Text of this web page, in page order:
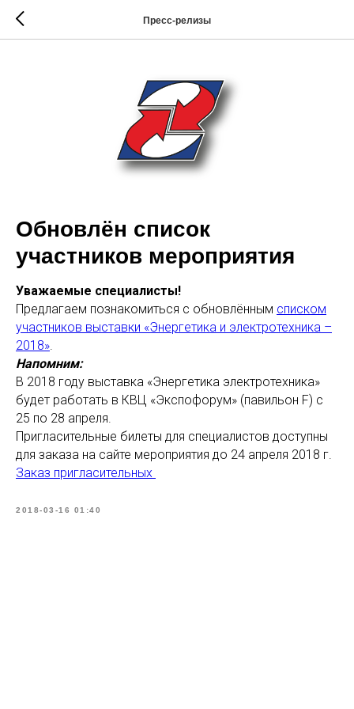
Пресс-релизы
Обновлён список
участников мероприятия
Уважаемые специалисты!
Предлагаем познакомиться с обновлённым списком
участников выставки «Энергетика и электротехника –
2018».
Напомним:
В 2018 году выставка «Энергетика электротехника»
будет работать в КВЦ «Экспофорум» (павильон F) с
25 по 28 апреля.
Пригласительные билеты для специалистов доступны
для заказа на сайте мероприятия до 24 апреля 2018 г.
Заказ пригласительных
2018-03-16 01:40